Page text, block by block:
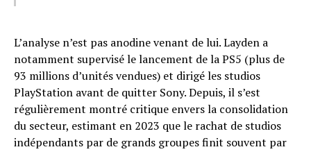
L’analyse n’est pas anodine venant de lui. Layden a
notamment supervisé le lancement de la PS5 (plus de
93 millions d’unités vendues) et dirigé les studios
PlayStation avant de quitter Sony. Depuis, il s’est
régulièrement montré critique envers la consolidation
du secteur, estimant en 2023 que le rachat de studios
indépendants par de grands groupes finit souvent par